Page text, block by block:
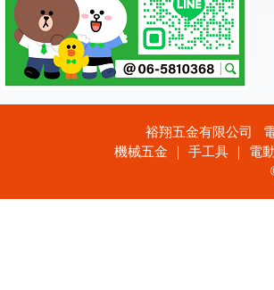
裕翔五金有限公司
機械五金 ｜ 手工具 ｜ 電